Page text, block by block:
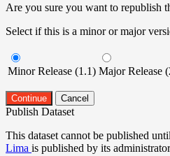
Are you sure you want to republish
Select if this is a minor or major
Minor Release (1.1) Major Release
Continue Cancel
Publish Dataset
This dataset cannot be published until
Lima is published by its